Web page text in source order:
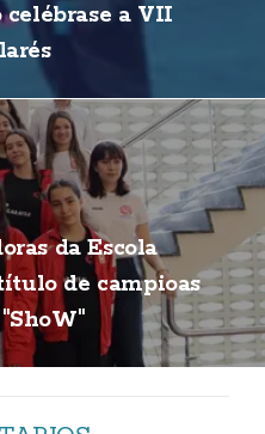
a VII
da Escola
de campioas